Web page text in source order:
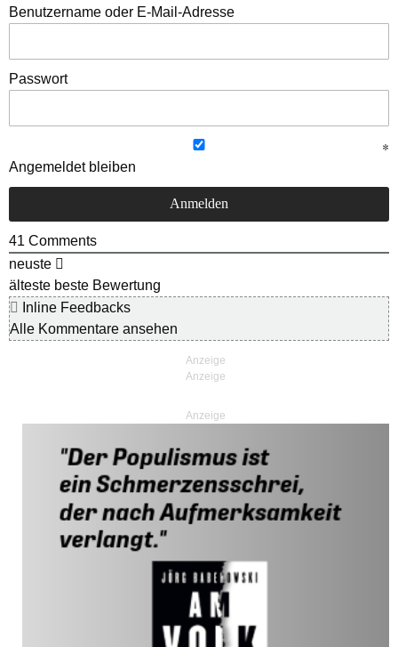
Benutzername oder E-Mail-Adresse
Passwort
Angemeldet bleiben
41 Comments
neuste
älteste beste Bewertung
Inline Feedbacks
Alle Kommentare ansehen
Anzeige